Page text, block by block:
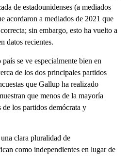
de estadounidenses (a mediados
acordaron a mediados de 2021 que
sin embargo, esto ha vuelto a
datos recientes.
se ve especialmente bien en
de los dos principales partidos
que Gallup ha realizado
que menos de la mayoría
los partidos demócrata y
clara pluralidad de
como independientes en lugar de